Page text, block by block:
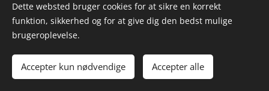
Dette websted bruger cookies for at sikre en korrekt
funktion, sikkerhed og for at give dig den bedst mulige
brugeroplevelse.
Accepter kun nødvendige Accepter alle